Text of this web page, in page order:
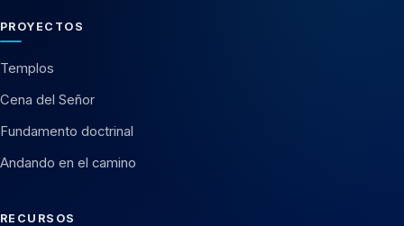
PROYECTOS
Templos
Cena del Señor
Fundamento doctrinal
Andando en el camino
RECURSOS